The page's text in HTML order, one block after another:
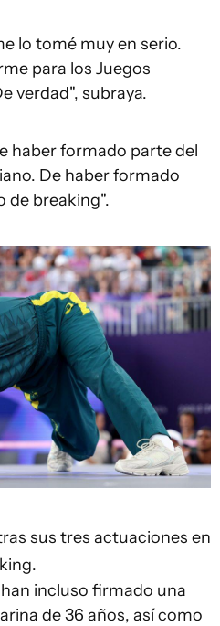
lo tomé muy en serio.
para los Juegos
verdad", subraya.
haber formado parte del
De haber formado
de breaking".
sus tres actuaciones en
incluso firmado una
de 36 años, así como